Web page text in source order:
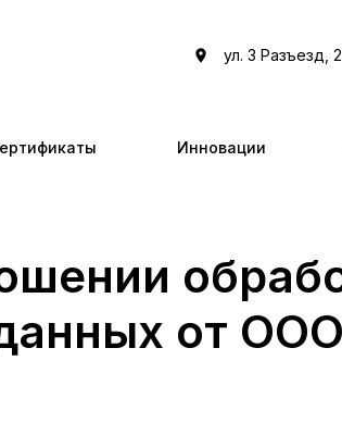
ул. 3 Разъезд, 2
Инновации
от